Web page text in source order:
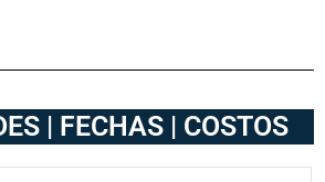
| FECHAS | COSTOS